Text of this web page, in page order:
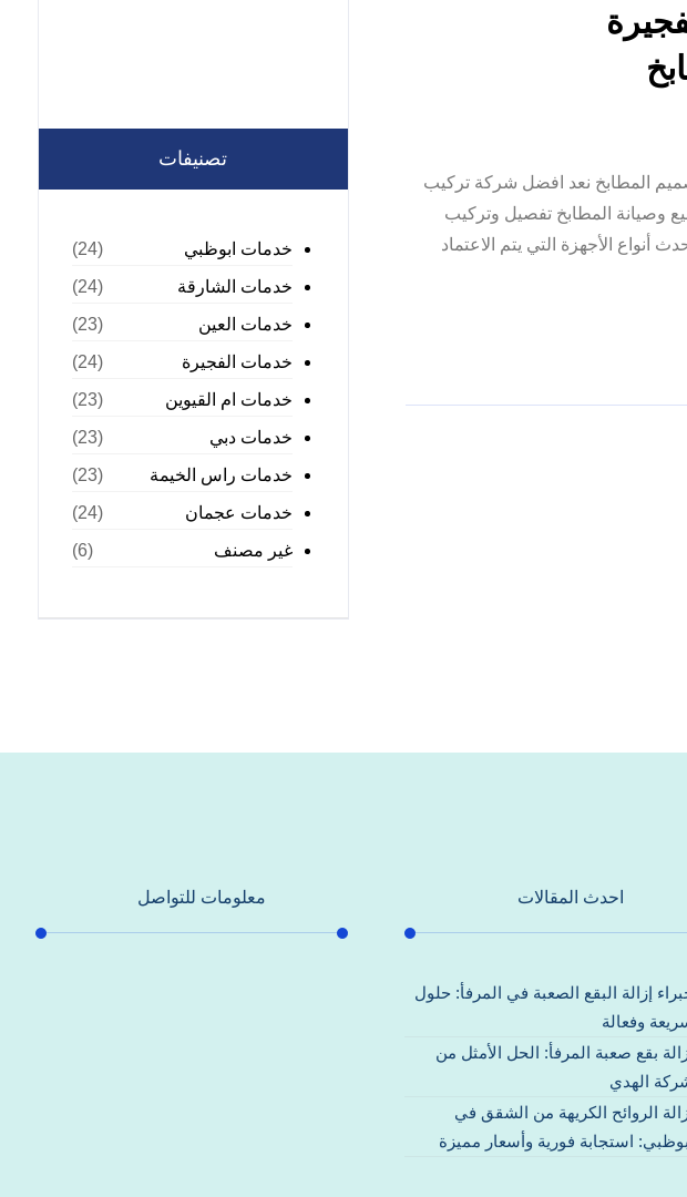
مطابخ في الفجيرة |0557821580| تصميم المطابخ نعد افضل شركة تركيب
وصيانة المطابخ تفصيل وتركيب
الأجهزة التي يتم الاعتماد
تصنيفات
خدمات ابوظبي
(24)
خدمات الشارقة
(24)
خدمات العين
(23)
خدمات الفجيرة
(24)
خدمات ام القيوين
(23)
خدمات دبي
(23)
خدمات راس الخيمة
(23)
خدمات عجمان
(24)
غير مصنف
(6)
احدث المقالات
إزالة البقع الصعبة في المرفأ: حلول
وفعالة
بقع صعبة المرفأ: الحل الأمثل من
الهدي
الروائح الكريهة من الشقق في
استجابة فورية وأسعار مميزة
معلومات للتواصل